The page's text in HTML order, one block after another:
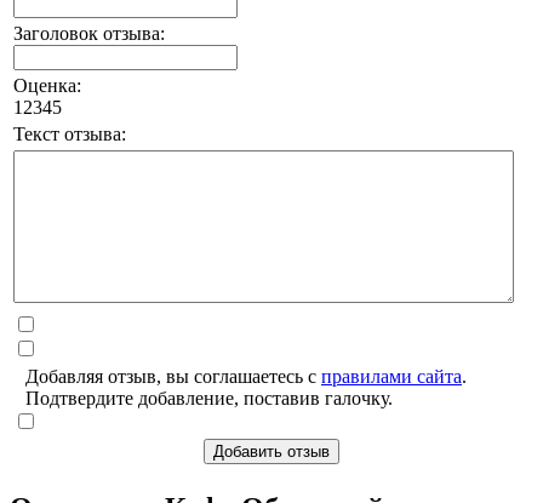
Заголовок отзыва:
Оценка:
1 2345
Текст отзыва:
Добавляя отзыв, вы соглашаетесь с правилами сайта.
Подтвердите добавление, поставив галочку.
Добавить отзыв